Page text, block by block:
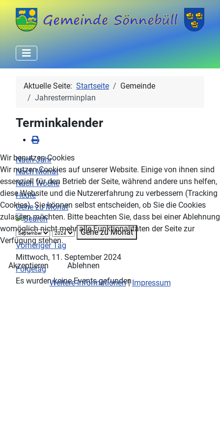
Aktuelle Seite: Startseite
Gemeinde
Jahresterminplan
Terminkalender
Nach Jahr
Nach Monat
Nach Woche
Heute
Gehe zu Monat
Gehe zu Monat
Vorheriger Tag
Mittwoch, 11. September 2024
Folgetag
Es wurden keine Events gefunden
Wir benutzen Cookies
Wir nutzen Cookies auf unserer Website. Einige von ihnen sind
essenziell für den Betrieb der Seite, während andere uns helfen,
diese Website und die Nutzererfahrung zu verbessern (Tracking
Cookies). Sie können selbst entscheiden, ob Sie die Cookies
zulassen möchten. Bitte beachten Sie, dass bei einer Ablehnung
womöglich nicht mehr alle Funktionalitäten der Seite zur
Verfügung stehen.
Akzeptieren
Ablehnen
Weitere Informationen|Impressum